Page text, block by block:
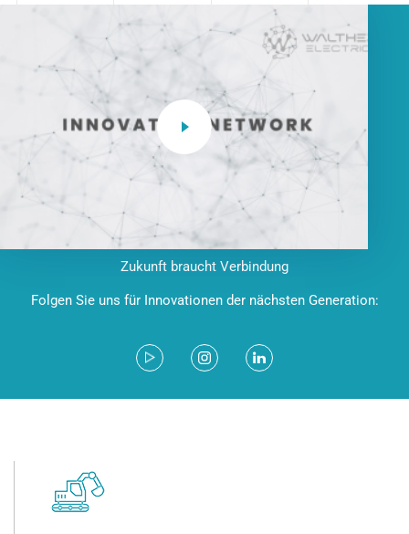
Zukunft braucht Verbindung
Folgen Sie uns für Innovationen der nächsten Generation: